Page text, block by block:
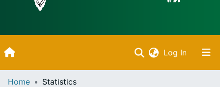
Log In(current)
Home Statistics